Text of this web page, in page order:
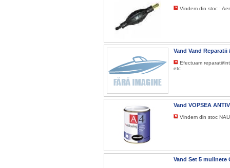
Vindem din stoc :
Vand Vand
Efectuam reparatii/
etc
Vand VOPSEA
Vindem din stoc
Vand Set 5 mulinete